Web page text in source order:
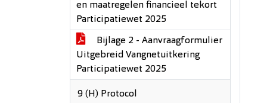
en maatregelen financieel tekort
Participatiewet 2025
Bijlage 2 - Aanvraagformulier
Uitgebreid Vangnetuitkering
Participatiewet 2025
9 (H) Protocol